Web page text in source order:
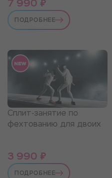
7 990 ₽
ПОДРОБНЕЕ
Сплит-занятие по
фехтованию для двоих
3 990 ₽
ПОДРОБНЕЕ